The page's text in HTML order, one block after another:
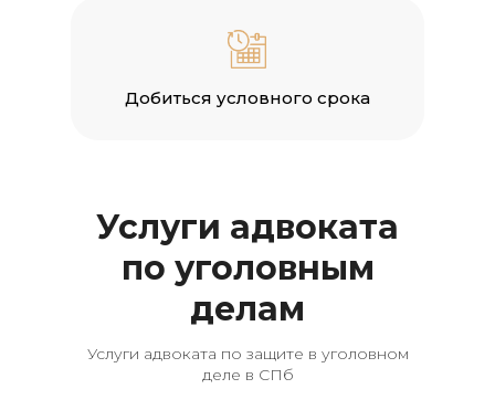
Добиться условного срока
Услуги адвоката
по уголовным
делам
Услуги адвоката по защите в уголовном
деле в СПб